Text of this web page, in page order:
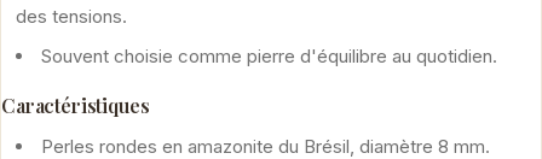
des tensions.
Souvent choisie comme pierre d'équilibre au quotidien.
Caractéristiques
Perles rondes en amazonite du Brésil, diamètre 8 mm.